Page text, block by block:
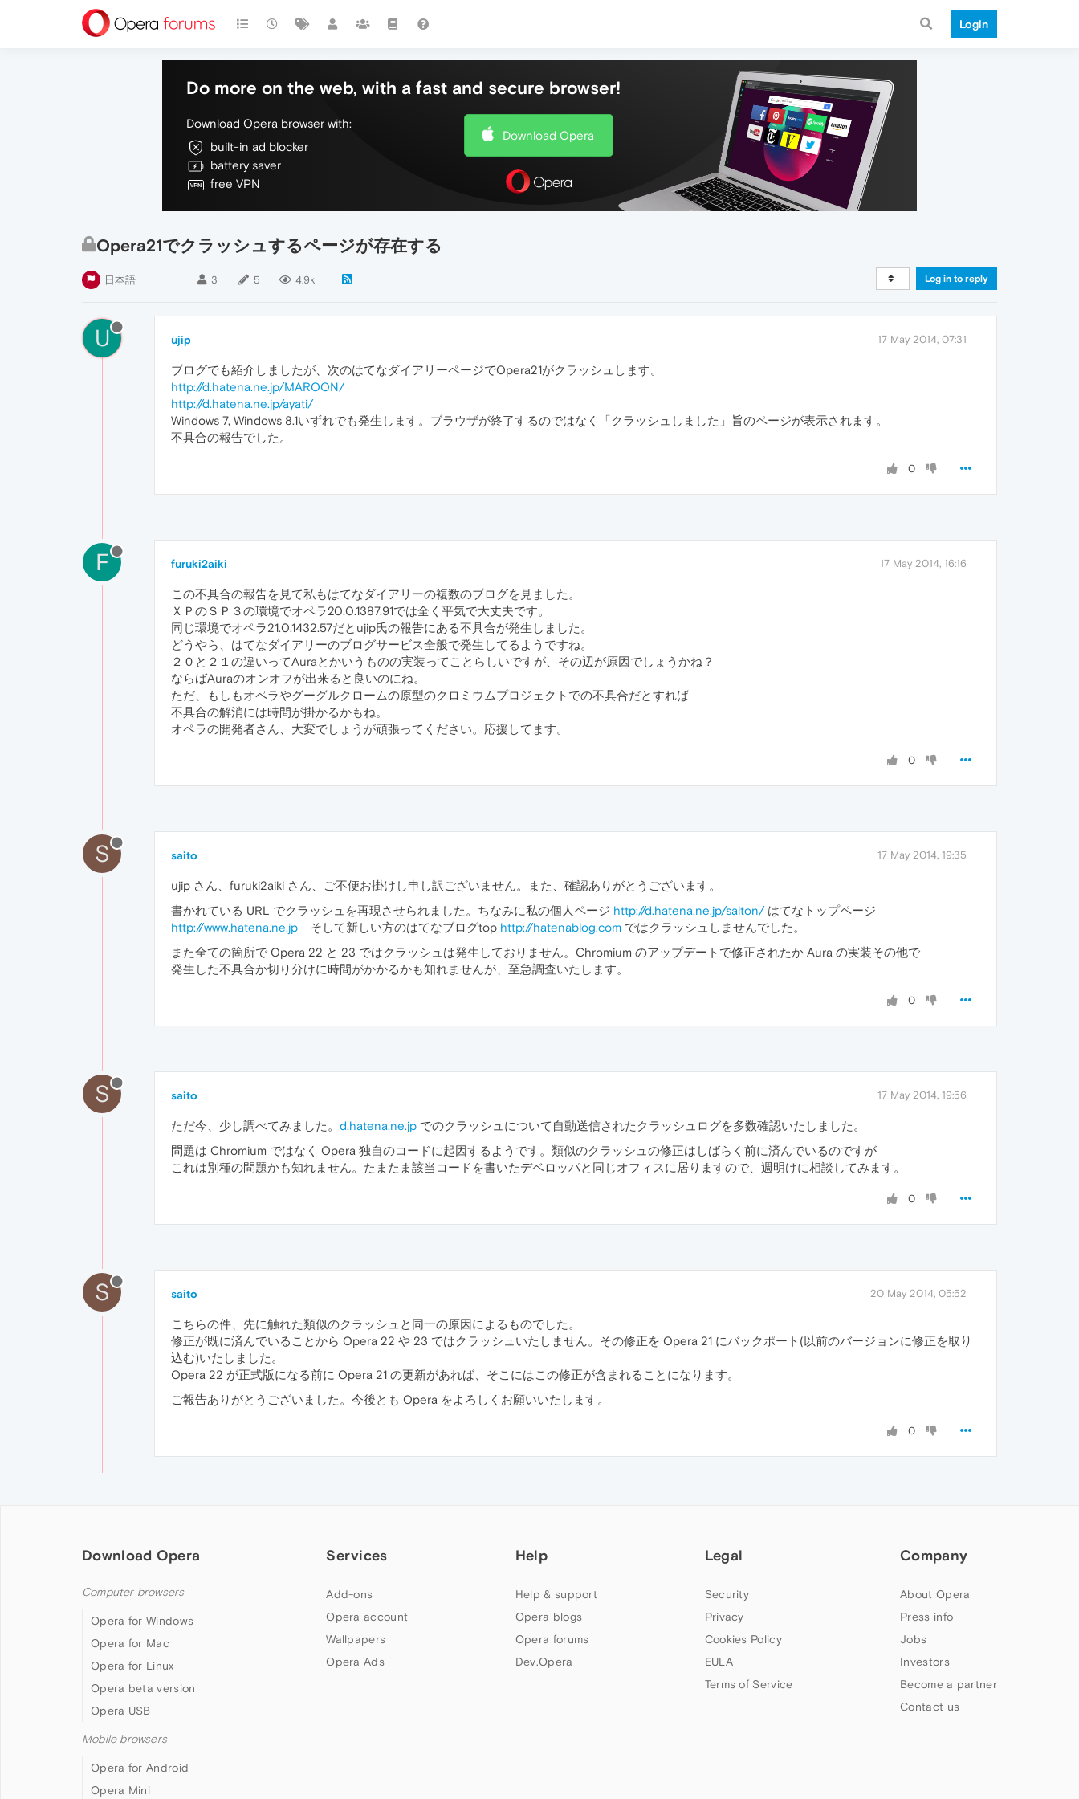
Login
Do more on the web, with a fast and secure browser!
Download Opera browser with:
built-in ad blocker
battery saver
free VPN
Download Opera
Opera21でクラッシュするページが存在する
日本語 3 5 4.9k Log in to reply
U ujip 17 May 2014, 07:31
ブログでも紹介しましたが、次のはてなダイアリーページでOpera21がクラッシュします。
http://d.hatena.ne.jp/MAROON/
http://d.hatena.ne.jp/ayati/
Windows 7, Windows 8.1いずれでも発生します。ブラウザが終了するのではなく「クラッシュしました」旨のページが表示されます。
不具合の報告でした。
0
F furuki2aiki 17 May 2014, 16:16
この不具合の報告を見て私もはてなダイアリーの複数のブログを見ました。
ＸＰのＳＰ３の環境でオペラ20.0.1387.91では全く平気で大丈夫です。
同じ環境でオペラ21.0.1432.57だとujip氏の報告にある不具合が発生しました。
どうやら、はてなダイアリーのブログサービス全般で発生してるようですね。
２０と２１の違いってAuraとかいうものの実装ってことらしいですが、その辺が原因でしょうかね？
ならばAuraのオンオフが出来ると良いのにね。
ただ、もしもオペラやグーグルクロームの原型のクロミウムプロジェクトでの不具合だとすれば
不具合の解消には時間が掛かるかもね。
オペラの開発者さん、大変でしょうが頑張ってください。応援してます。
0
S saito 17 May 2014, 19:35
ujip さん、furuki2aiki さん、ご不便お掛けし申し訳ございません。また、確認ありがとうございます。
書かれている URL でクラッシュを再現させられました。ちなみに私の個人ページ http://d.hatena.ne.jp/saiton/はてなトップページ
http://www.hatena.ne.jp そして新しい方のはてなブログtop http://hatenablog.com ではクラッシュしませんでした。
また全ての箇所で Opera 22 と 23 ではクラッシュは発生しておりません。Chromium のアップデートで修正されたか Aura の実装その他で
発生した不具合か切り分けに時間がかかるかも知れませんが、至急調査いたします。
0
S saito 17 May 2014, 19:56
ただ今、少し調べてみました。 d.hatena.ne.jp でのクラッシュについて自動送信されたクラッシュログを多数確認いたしました。
問題は Chromium ではなく Opera 独自のコードに起因するようです。類似のクラッシュの修正はしばらく前に済んでいるのですが
これは別種の問題かも知れません。たまたま該当コードを書いたデベロッパと同じオフィスに居りますので、週明けに相談してみます。
0
S saito 20 May 2014, 05:52
こちらの件、先に触れた類似のクラッシュと同一の原因によるものでした。
修正が既に済んでいることから Opera 22 や 23 ではクラッシュいたしません。その修正を Opera 21 にバックポート(以前のバージョンに修正を取り
込む)いたしました。
Opera 22 が正式版になる前に Opera 21 の更新があれば、そこにはこの修正が含まれることになります。
ご報告ありがとうございました。今後とも Opera をよろしくお願いいたします。
0
Download Opera
Computer browsers
Opera for Windows
Opera for Mac
Opera for Linux
Opera beta version
Opera USB
Mobile browsers
Opera for Android
Opera Mini
Services
Add-ons
Opera account
Wallpapers
Opera Ads
Help
Help & support
Opera blogs
Opera forums
Dev.Opera
Legal
Security
Privacy
Cookies Policy
EULA
Terms of Service
Company
About Opera
Press info
Jobs
Investors
Become a partner
Contact us